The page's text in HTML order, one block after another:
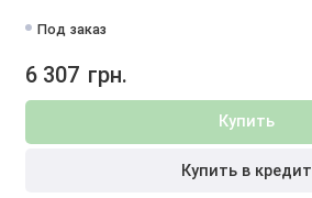
Под заказ
6 307 грн.
Купить
Купить в кредит